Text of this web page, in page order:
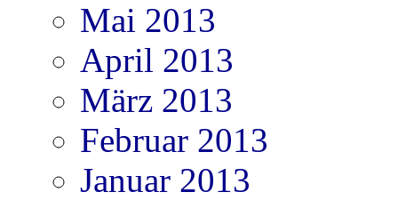
Mai 2013
April 2013
März 2013
Februar 2013
Januar 2013